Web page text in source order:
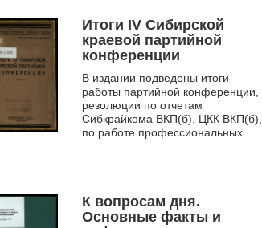
Итоги IV Сибирской
краевой партийной
конференции
В издании подведены итоги
работы партийной конференции,
резолюции по отчетам
Сибкрайкома ВКП(б), ЦКК ВКП(б),
по работе профессиональных
К вопросам дня.
Основные факты и